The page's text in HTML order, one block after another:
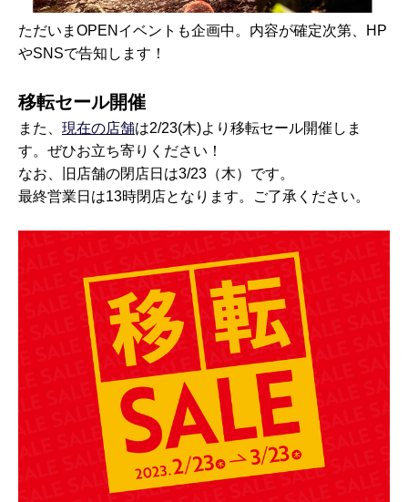
ただいまOPENイベントも企画中。内容が確定次第、HP
やSNSで告知します！
移転セール開催
また、 現在の店舗は2/23(木)より移転セール開催しま
す。ぜひお立ち寄りください！
なお、旧店舗の閉店日は3/23（木）です。
最終営業日は13時閉店となります。ご了承ください。